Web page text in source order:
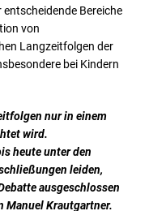
Bereiche
von
Langzeitfolgen der
bei Kindern
nur in einem
wird.
heute unter den
leiden,
ausgeschlossen
Manuel Krautgartner.